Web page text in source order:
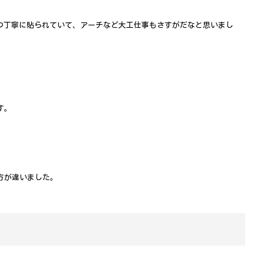
寧に貼られていて、アーチなど大工仕事もさすがだなと思いまし
違いました。